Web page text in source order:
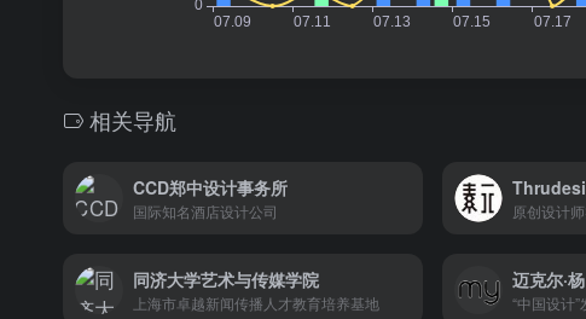
相关导航
CCD郑中设计事务所
国际知名酒店设计公司 原创设计
同济大学艺术与传媒学院
上海市卓越新闻传播人才教育培养基地
迈克尔·杨
“中国设计